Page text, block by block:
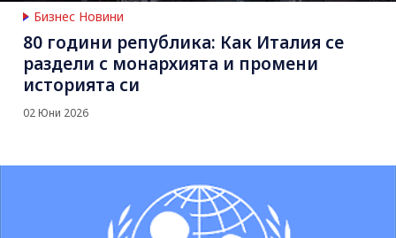
Бизнес Новини
80 години република: Как Италия се
раздели с монархията и промени
историята си
02 Юни 2026